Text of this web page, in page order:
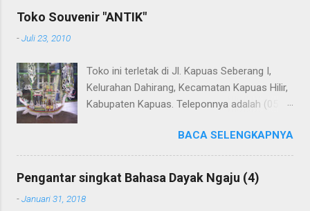
komentar. Upaya penerjemahan Kamus Bahasa Dayak -
Dayak Ngaju - Indonesia .
Toko Souvenir "ANTIK"
-Juli 23, 2010
Toko ini terletak di Jl. Kapuas Seberang I,
Kelurahan Dahirang, Kecamatan Kapuas Hilir,
Kabupaten Kapuas. Teleponnya adalah (0513)
khas Kapuas seperti perahu naga yang
terbuat dari getah nyatu (sebagaimana
tampak dalam gambar berikut ini): Perahu
naga dari getah nyatu
BACA SELENGKAPNYA
Pengantar singkat Bahasa Dayak Ngaju (4)
-Januari 31, 2018